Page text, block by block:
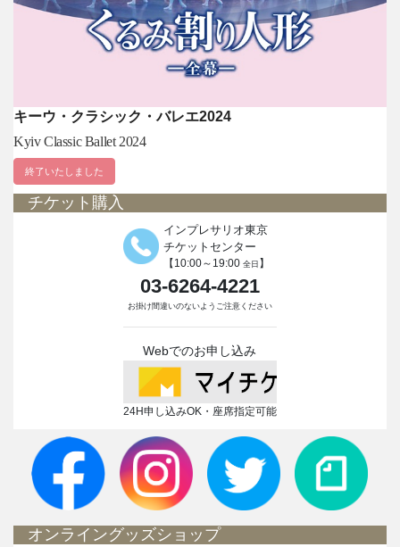
キーウ・クラシック・バレエ2024
Kyiv Classic Ballet 2024
終了いたしました
チケット購入
インプレサリオ東京
チケットセンター
【10:00～19:00 全日 】
03-6264-4221
お掛け間違いのないようご注意ください
Webでのお申し込み
24H申し込みOK・座席指定可能
オンライングッズショップ